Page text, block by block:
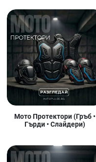
Мото Протектори (Гръб •
Гърди • Слайдери)